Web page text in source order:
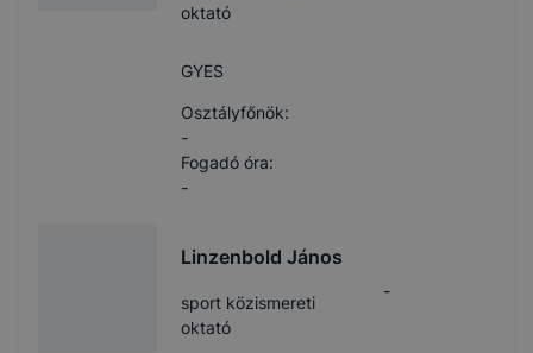
oktató
GYES
Osztályfőnök:
-
Fogadó óra:
-
Linzenbold János
sport közismereti
oktató
-